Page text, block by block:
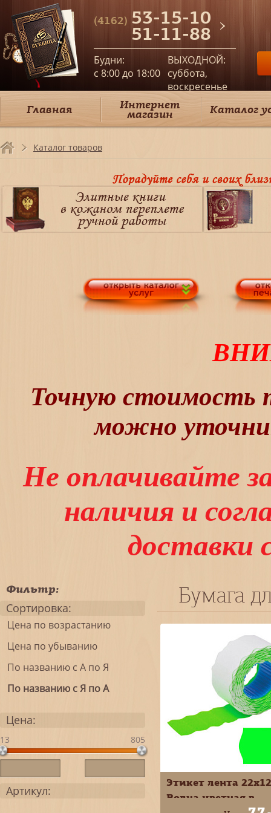
(4162) 53-15-10
51-11-88
Будни:
c 8:00 до 18:00
ВЫХОДНОЙ:
суббота,
воскресенье
Главная Интернет
магазин Каталог
Каталог товаров
Точную стоимость
можно
Не оплачивайте
наличия и
доставки
Фильтр:
Сортировка:
Цена по возрастанию
Цена по убыванию
По названию с А по Я
По названию с Я по А
Цена:
13 805
Артикул:
Бумага
Этикет лента
Волна цветная в